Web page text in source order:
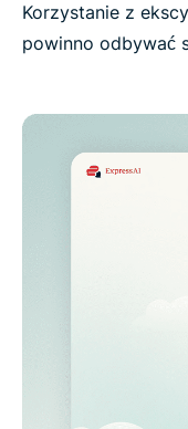
Korzystanie z
powinno odbywać